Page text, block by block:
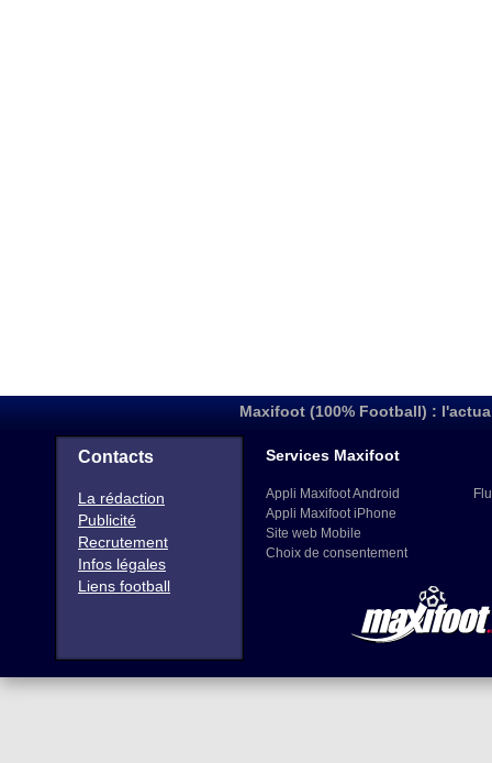
Maxifoot (100% Football) :
Contacts
La rédaction
Publicité
Recrutement
Infos légales
Liens football
Services Maxifoot
Appli Maxifoot Android
Appli Maxifoot iPhone
Site web Mobile
Choix de consentement